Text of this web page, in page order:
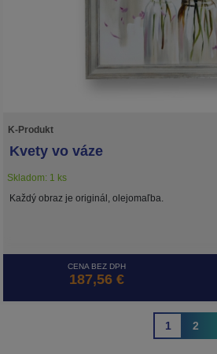
K-Produkt
Kvety vo váze
Skladom: 1 ks
Každý obraz je originál, olejomaľba.
CENA BEZ DPH
187,56 €
1 2